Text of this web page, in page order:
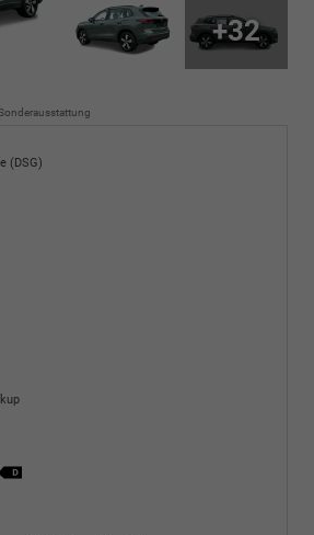
+32
(DSG)